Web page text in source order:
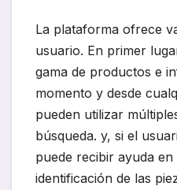
La plataforma ofrece
usuario. En primer
gama de productos e
momento y desde
pueden utilizar
búsqueda. y, si el
puede recibir ayuda en
identificación de las